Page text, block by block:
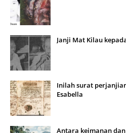
Janji Mat Kilau
Inilah surat
Esabella
Antara keimanan